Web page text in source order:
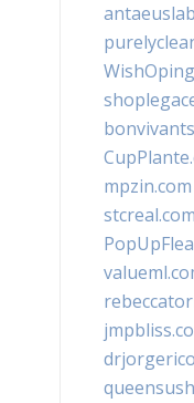
mpzin.com
stcreal.com